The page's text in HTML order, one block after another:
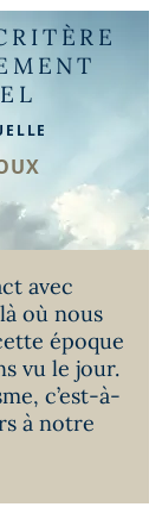
avec
où nous
époque
vu le jour.
c’est-à-
à notre